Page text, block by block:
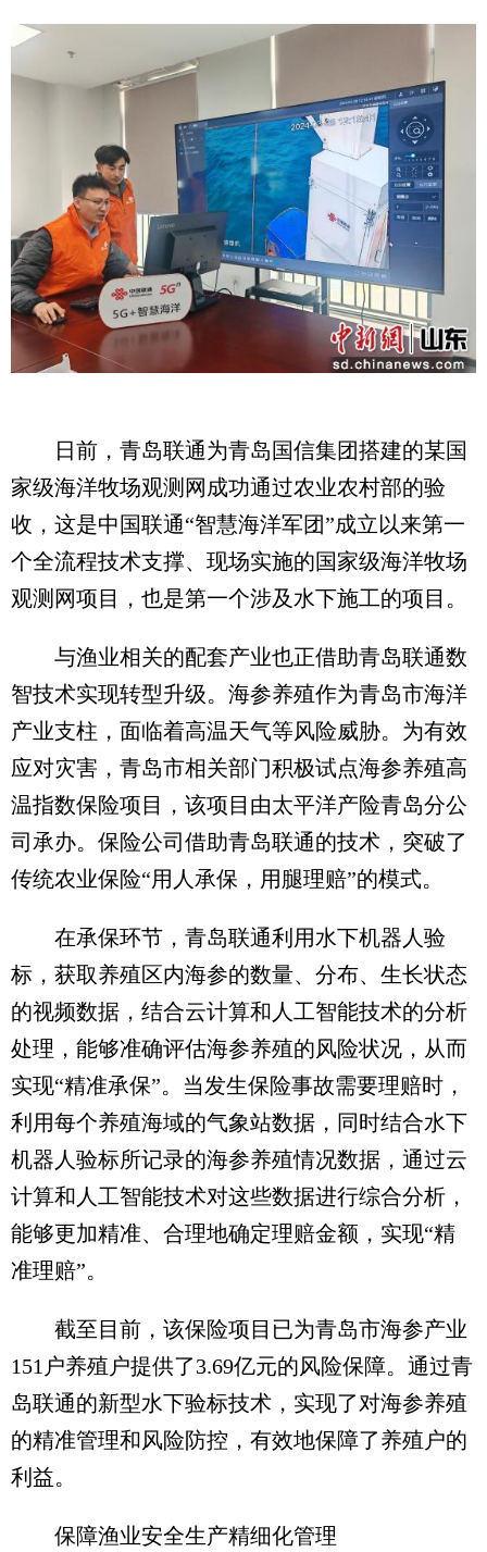
日前，青岛联通为青岛国信集团搭建的某国
家级海洋牧场观测网成功通过农业农村部的验
收，这是中国联通“智慧海洋军团”成立以来第一
个全流程技术支撑、现场实施的国家级海洋牧场
观测网项目，也是第一个涉及水下施工的项目。
与渔业相关的配套产业也正借助青岛联通数
智技术实现转型升级。海参养殖作为青岛市海洋
产业支柱，面临着高温天气等风险威胁。为有效
应对灾害，青岛市相关部门积极试点海参养殖高
温指数保险项目，该项目由太平洋产险青岛分公
司承办。保险公司借助青岛联通的技术，突破了
传统农业保险“用人承保，用腿理赔”的模式。
在承保环节，青岛联通利用水下机器人验
标，获取养殖区内海参的数量、分布、生长状态
的视频数据，结合云计算和人工智能技术的分析
处理，能够准确评估海参养殖的风险状况，从而
实现“精准承保”。当发生保险事故需要理赔时，
利用每个养殖海域的气象站数据，同时结合水下
机器人验标所记录的海参养殖情况数据，通过云
计算和人工智能技术对这些数据进行综合分析，
能够更加精准、合理地确定理赔金额，实现“精
准理赔”。
截至目前，该保险项目已为青岛市海参产业
151户养殖户提供了3.69亿元的风险保障。通过青
岛联通的新型水下验标技术，实现了对海参养殖
的精准管理和风险防控，有效地保障了养殖户的
利益。
保障渔业安全生产精细化管理